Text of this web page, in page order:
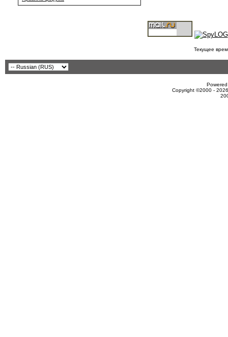
Текущее
Copyright ©2000 -